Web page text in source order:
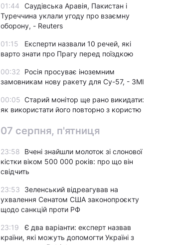
01:44
Саудівська Аравія, Пакистан і
Туреччина уклали угоду про взаємну
оборону, - Reuters
01:15
Експерти назвали 10 речей, які
варто знати про Прагу перед поїздкою
00:32
Росія просуває іноземним
замовникам нову ракету для Су-57, - ЗМІ
00:05 Старий монітор ще рано викидати:
як використати його повторно з користю
07 серпня, п'ятниця
23:58
Вчені знайшли молоток зі слонової
кістки віком 500 000 років: про що він
свідчить
23:53
Зеленський відреагував на
ухвалення Сенатом США законопроєкту
щодо санкцій проти РФ
23:19
Є два варіанти: експерт назвав
країни, які можуть допомогти Україні з